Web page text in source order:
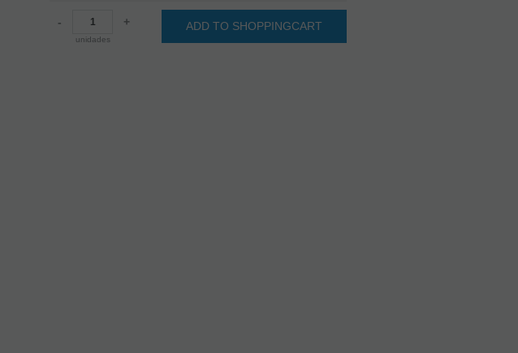
-
unidades
+ ADD TO SHOPPINGCART